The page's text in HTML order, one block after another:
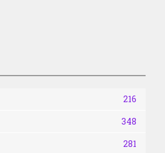
216
348
281